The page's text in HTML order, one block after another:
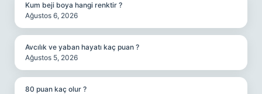
Kum beji boya hangi renktir ?
Ağustos 6, 2026
Avcılık ve yaban hayatı kaç puan ?
Ağustos 5, 2026
80 puan kaç olur ?